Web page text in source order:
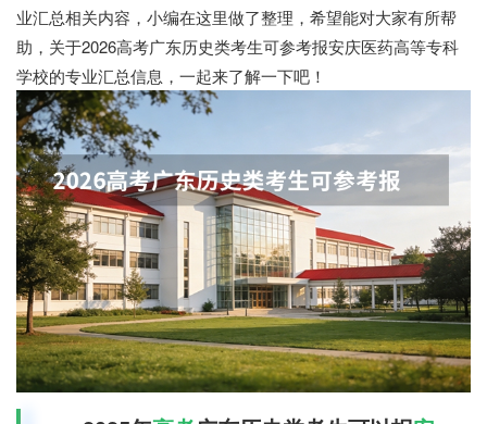
业汇总相关内容，小编在这里做了整理，希望能对大家有所帮
助，关于2026高考广东历史类考生可参考报安庆医药高等专科
学校的专业汇总信息，一起来了解一下吧！